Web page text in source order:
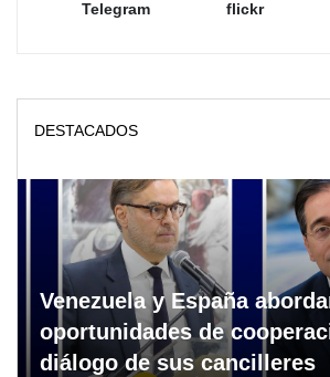
Telegram flickr
DESTACADOS
Venezuela y España
oportunidades de
diálogo de sus cancilleres